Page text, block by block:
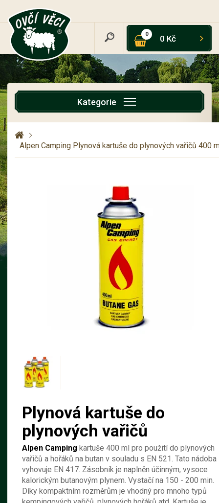
0 0 Kč
Kategorie
Alpen Camping Plynová kartuše do plynových vařičů 400
Plynová kartuše do
plynových vařičů
Alpen Camping kartuše 400 ml pro použití do plynových
vařičů a hořáků na butan v souladu s EN 521. Tato nádoba
vyhovuje EN 417. Zásobník je naplněn účinným, vysoce
kalorickým butanovým plynem. Vystačí na 150 - 200 min.
Díky kompaktním rozměrům je vhodný pro mnoho typů